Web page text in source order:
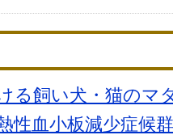
る飼い犬・猫のマ
性血小板減少症候群